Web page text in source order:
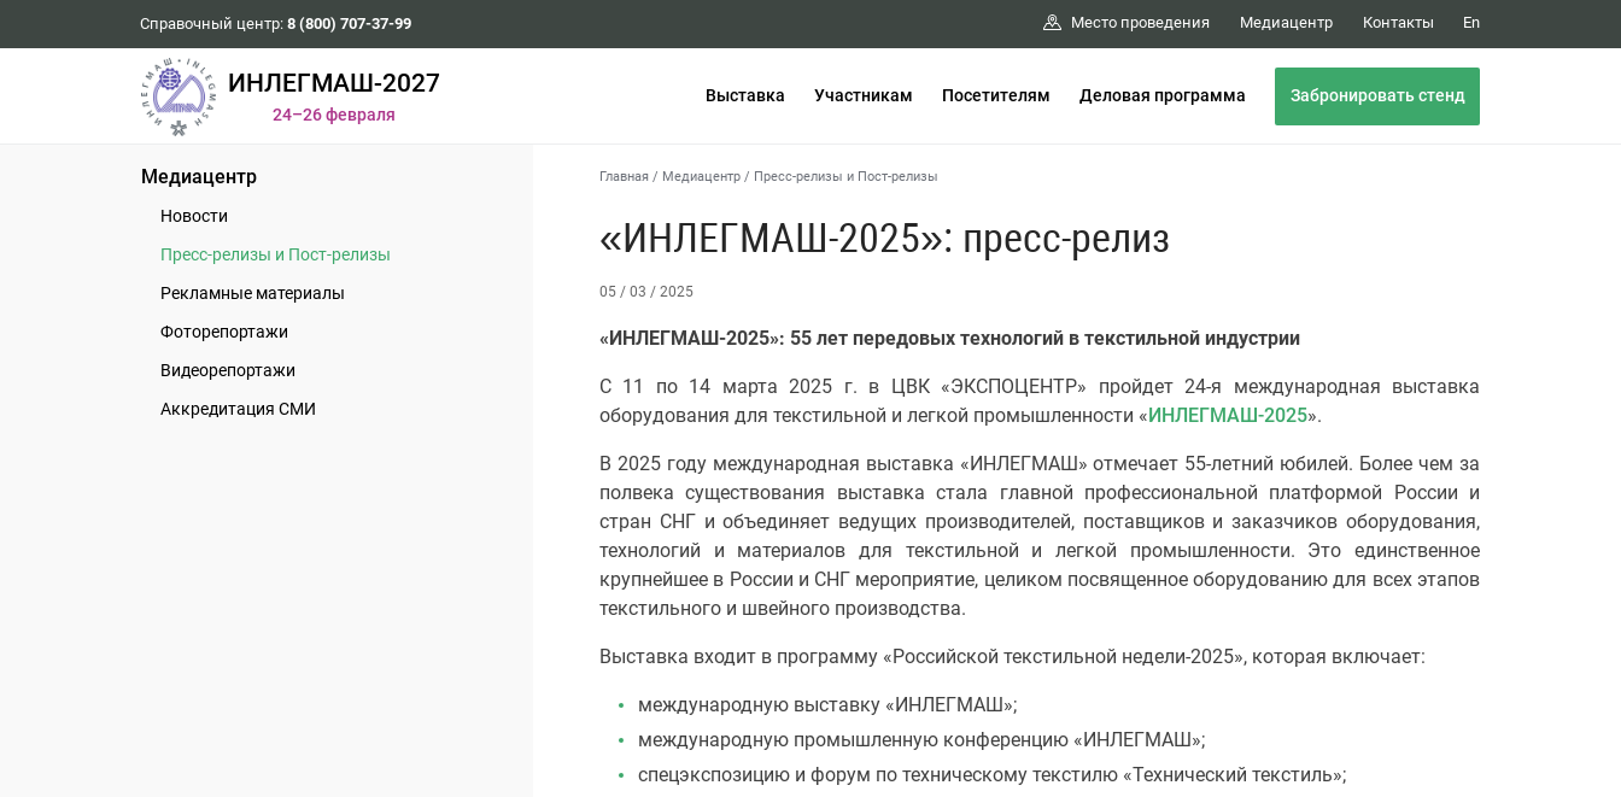
Справочный центр: 8 (800) 707-37-99 Место проведения Медиацентр Контакты En
ИНЛЕГМАШ-2027
24–26 февраля
Выставка Участникам Посетителям Деловая программа Забронировать стенд
Медиацентр
Новости
Пресс-релизы и Пост-релизы
Рекламные материалы
Фоторепортажи
Видеорепортажи
Аккредитация СМИ
Главная / Медиацентр / Пресс-релизы и Пост-релизы
«ИНЛЕГМАШ-2025»: пресс-релиз
05 / 03 / 2025
«ИНЛЕГМАШ-2025»: 55 лет передовых технологий в текстильной индустрии
С 11 по 14 марта 2025 г. в ЦВК «ЭКСПОЦЕНТР» пройдет 24-я международная выставка
оборудования для текстильной и легкой промышленности «ИНЛЕГМАШ-2025».
В 2025 году международная выставка «ИНЛЕГМАШ» отмечает 55-летний юбилей. Более чем за
полвека существования выставка стала главной профессиональной платформой России и
стран СНГ и объединяет ведущих производителей, поставщиков и заказчиков оборудования,
технологий и материалов для текстильной и легкой промышленности. Это единственное
крупнейшее в России и СНГ мероприятие, целиком посвященное оборудованию для всех этапов
текстильного и швейного производства.
Выставка входит в программу «Российской текстильной недели-2025», которая включает:
международную выставку «ИНЛЕГМАШ»;
международную промышленную конференцию «ИНЛЕГМАШ»;
спецэкспозицию и форум по техническому текстилю «Технический текстиль»;